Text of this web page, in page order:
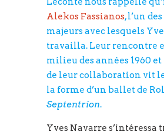
Alekos Fassianos, l’un
majeurs avec lesquels
travailla. Leur rencontre
milieu des années 1960 et
de leur collaboration vit
la forme d’un ballet de
Septentrion.
Yves Navarre s’intéressa